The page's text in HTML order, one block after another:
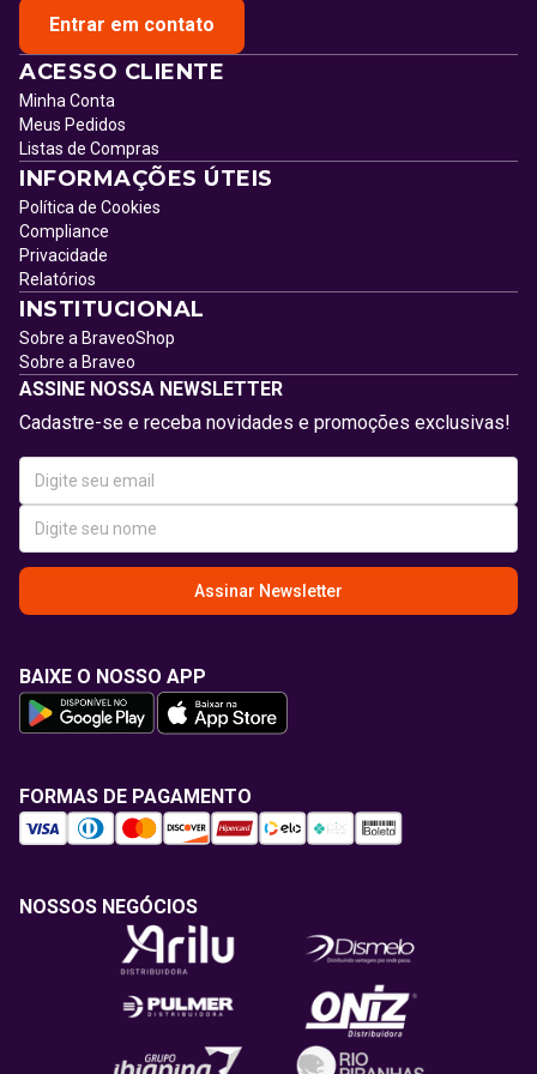
Entrar em contato
ACESSO CLIENTE
Minha Conta
Meus Pedidos
Listas de Compras
INFORMAÇÕES ÚTEIS
Política de Cookies
Compliance
Privacidade
Relatórios
INSTITUCIONAL
Sobre a BraveoShop
Sobre a Braveo
ASSINE NOSSA NEWSLETTER
Cadastre-se e receba novidades e promoções exclusivas!
Assinar Newsletter
BAIXE O NOSSO APP
FORMAS DE PAGAMENTO
NOSSOS NEGÓCIOS